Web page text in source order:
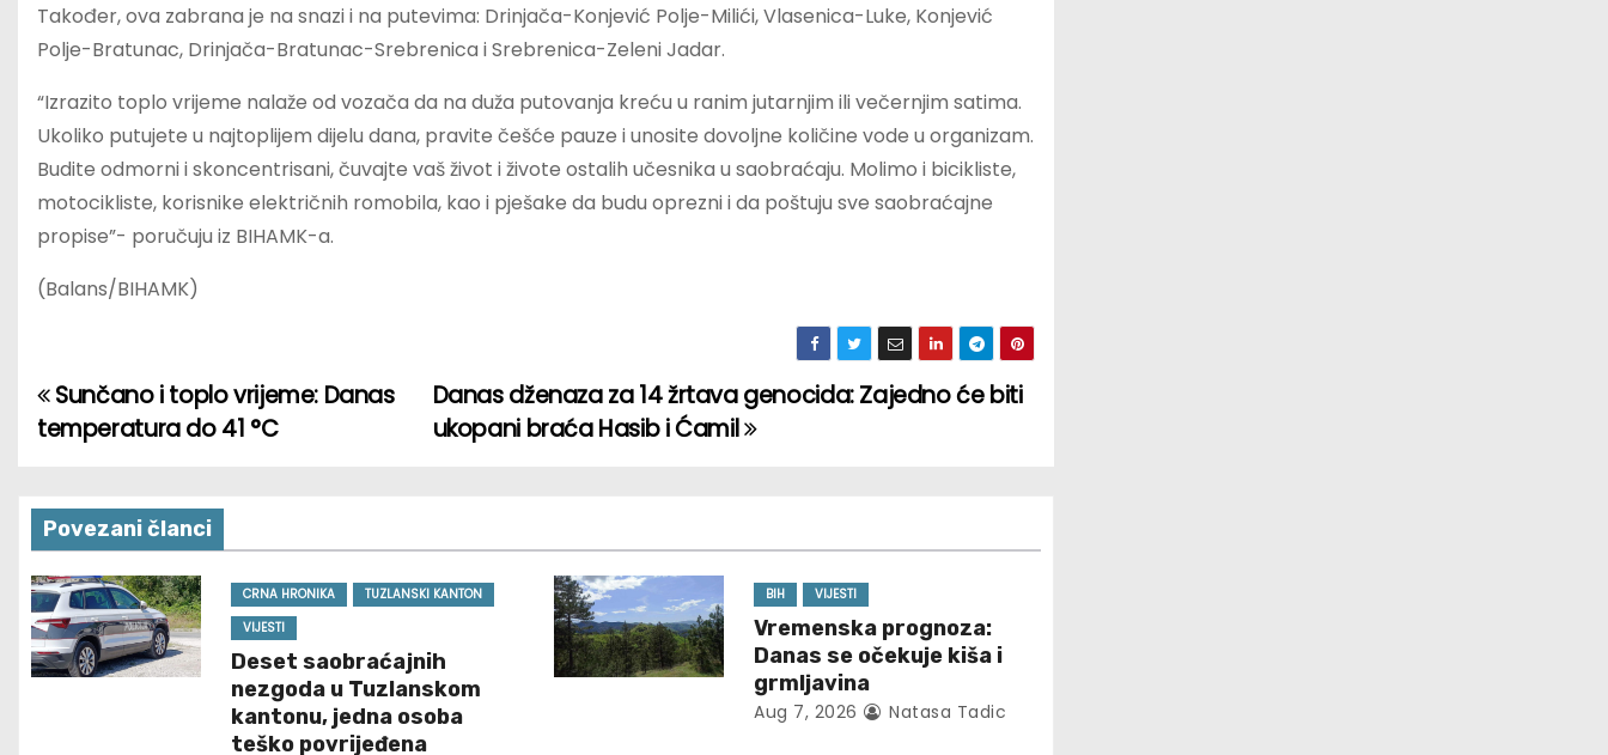
Također, ova zabrana je na snazi i na putevima: Drinjača-Konjević Polje-Milići, Vlasenica-Luke, Konjević
Polje-Bratunac, Drinjača-Bratunac-Srebrenica i Srebrenica-Zeleni Jadar.
“Izrazito toplo vrijeme nalaže od vozača da na duža putovanja kreću u ranim jutarnjim ili večernjim satima.
Ukoliko putujete u najtoplijem dijelu dana, pravite češće pauze i unosite dovoljne količine vode u organizam.
Budite odmorni i skoncentrisani, čuvajte vaš život i živote ostalih učesnika u saobraćaju. Molimo i bicikliste,
motocikliste, korisnike električnih romobila, kao i pješake da budu oprezni i da poštuju sve saobraćajne
propise”- poručuju iz BIHAMK-a.
(Balans/BIHAMK)
P
s
t
n
a
Danas dženaza za 14 žrtava genocida: Zajedno će biti
ukopani braća Hasib i Ćamil
Sunčano i toplo vrijeme: Danas
temperatura do 41 °C
Povezani članci
CRNA HRONIKA
TUZLANSKI KANTON
VIJESTI
Deset saobraćajnih
nezgoda u Tuzlanskom
kantonu, jedna osoba
teško povrijeđena
BIH VIJESTI
Vremenska prognoza:
Danas se očekuje kiša i
grmljavina
Aug 7, 2026 Natasa Tadic